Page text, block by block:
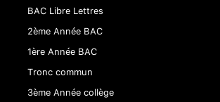
BAC Libre Lettres
2ème Année BAC
1ère Année BAC
Tronc commun
3ème Année collège